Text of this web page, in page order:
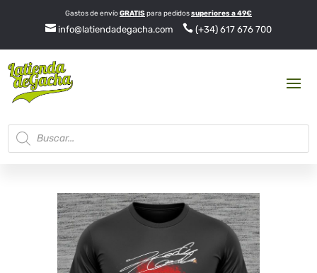
Gastos de envíoGRATISpara pedidossuperiores a 49€
info@latiendadegacha.com (+34) 617 676 700
Búsqueda
de
productos